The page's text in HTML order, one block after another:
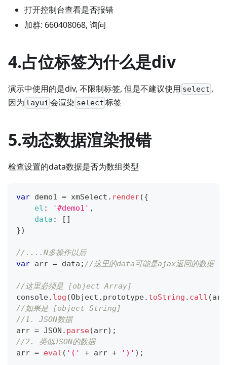
打开控制台查看是否报错
加群: 660408068, 询问
4.占位标签为什么是div
演示中使用的是div, 不限制标签, 但是不建议使用 select ,
因为 layui 会渲染 select 标签
5.动态数据渲染报错
检查设置的data数据是否为数组类型
var demo1 = xmSelect . render({
el : '#demo1' ,
data : [ ]
})
//....N多操作以后
var arr = data ; //这里的data可能是ajax返回的数据
//这里必须是 [object Array]
console. log (Object . prototype. toString . call (arr
//如果是 [object String]
//1. JSON数据
arr = JSON . parse(arr) ;
//2. 类似JSON的数据
arr = eval ( '(' + arr + ')' ) ;